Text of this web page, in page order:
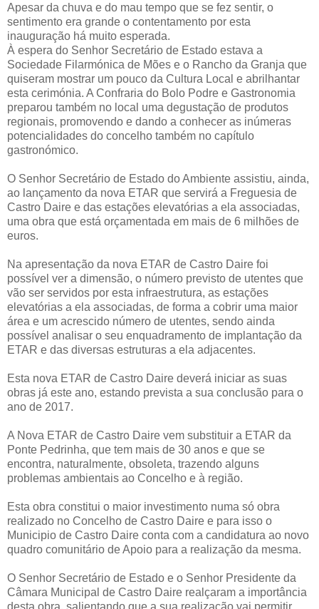
Apesar da chuva e do mau tempo que se fez sentir, o
sentimento era grande o contentamento por esta
inauguração há muito esperada.
À espera do Senhor Secretário de Estado estava a
Sociedade Filarmónica de Mões e o Rancho da Granja que
quiseram mostrar um pouco da Cultura Local e abrilhantar
esta cerimónia. A Confraria do Bolo Podre e Gastronomia
preparou também no local uma degustação de produtos
regionais, promovendo e dando a conhecer as inúmeras
potencialidades do concelho também no capítulo
gastronómico.
O Senhor Secretário de Estado do Ambiente assistiu, ainda,
ao lançamento da nova ETAR que servirá a Freguesia de
Castro Daire e das estações elevatórias a ela associadas,
uma obra que está orçamentada em mais de 6 milhões de
euros.
Na apresentação da nova ETAR de Castro Daire foi
possível ver a dimensão, o número previsto de utentes que
vão ser servidos por esta infraestrutura, as estações
elevatórias a ela associadas, de forma a cobrir uma maior
área e um acrescido número de utentes, sendo ainda
possível analisar o seu enquadramento de implantação da
ETAR e das diversas estruturas a ela adjacentes.
Esta nova ETAR de Castro Daire deverá iniciar as suas
obras já este ano, estando prevista a sua conclusão para o
ano de 2017.
A Nova ETAR de Castro Daire vem substituir a ETAR da
Ponte Pedrinha, que tem mais de 30 anos e que se
encontra, naturalmente, obsoleta, trazendo alguns
problemas ambientais ao Concelho e à região.
Esta obra constitui o maior investimento numa só obra
realizado no Concelho de Castro Daire e para isso o
Municipio de Castro Daire conta com a candidatura ao novo
quadro comunitário de Apoio para a realização da mesma.
O Senhor Secretário de Estado e o Senhor Presidente da
Câmara Municipal de Castro Daire realçaram a importância
desta obra, salientando que a sua realização vai permitir